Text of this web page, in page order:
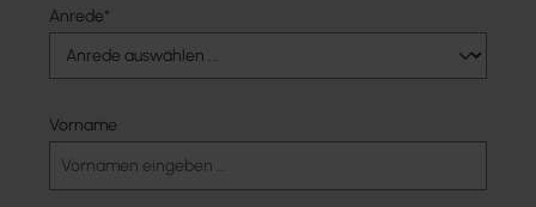
Anrede*
Vorname